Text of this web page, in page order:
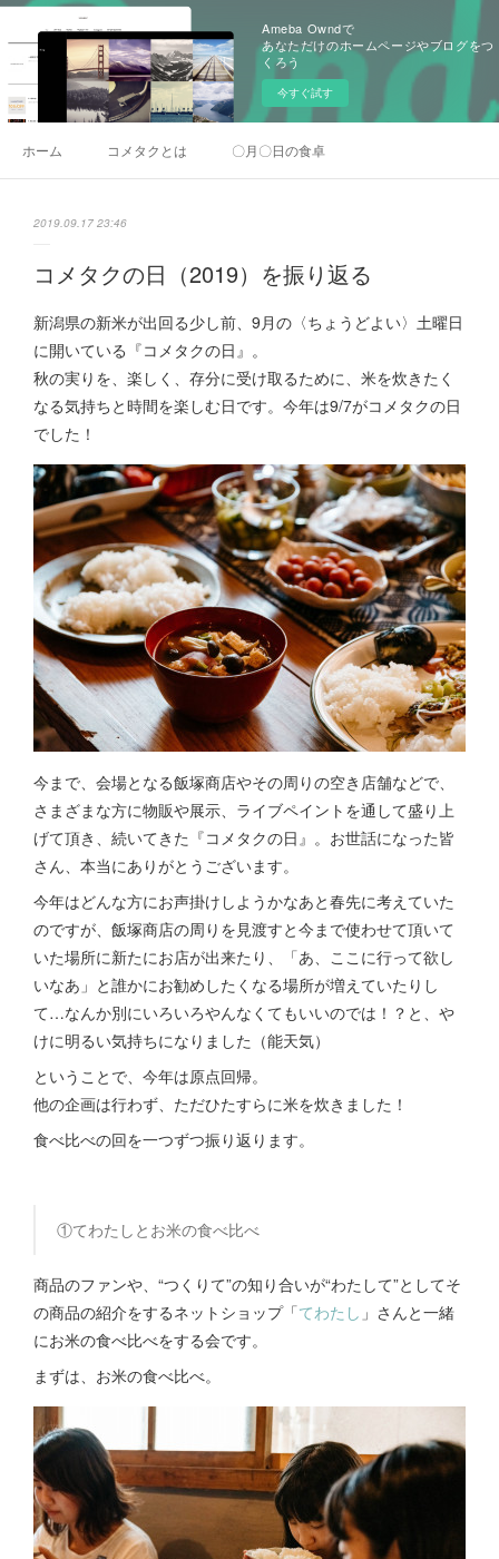
Ameba Owndで
あなただけのホームページやブログをつ
くろう
今すぐ試す
ホーム コメタクとは 〇月〇日の食卓
2019.09.17 23:46
コメタクの日（2019）を振り返る
新潟県の新米が出回る少し前、9月の〈ちょうどよい〉土曜日
に開いている『コメタクの日』。
秋の実りを、楽しく、存分に受け取るために、米を炊きたく
なる気持ちと時間を楽しむ日です。今年は9/7がコメタクの日
でした！
今まで、会場となる飯塚商店やその周りの空き店舗などで、
さまざまな方に物販や展示、ライブペイントを通して盛り上
げて頂き、続いてきた『コメタクの日』。お世話になった皆
さん、本当にありがとうございます。
今年はどんな方にお声掛けしようかなあと春先に考えていた
のですが、飯塚商店の周りを見渡すと今まで使わせて頂いて
いた場所に新たにお店が出来たり、「あ、ここに行って欲し
いなあ」と誰かにお勧めしたくなる場所が増えていたりし
て…なんか別にいろいろやんなくてもいいのでは！？と、や
けに明るい気持ちになりました（能天気）
ということで、今年は原点回帰。
他の企画は行わず、ただひたすらに米を炊きました！
食べ比べの回を一つずつ振り返ります。
①てわたしとお米の食べ比べ
商品のファンや、“つくりて”の知り合いが“わたして”としてそ
の商品の紹介をするネットショップ「てわたし 」さんと一緒
にお米の食べ比べをする会です。
まずは、お米の食べ比べ。